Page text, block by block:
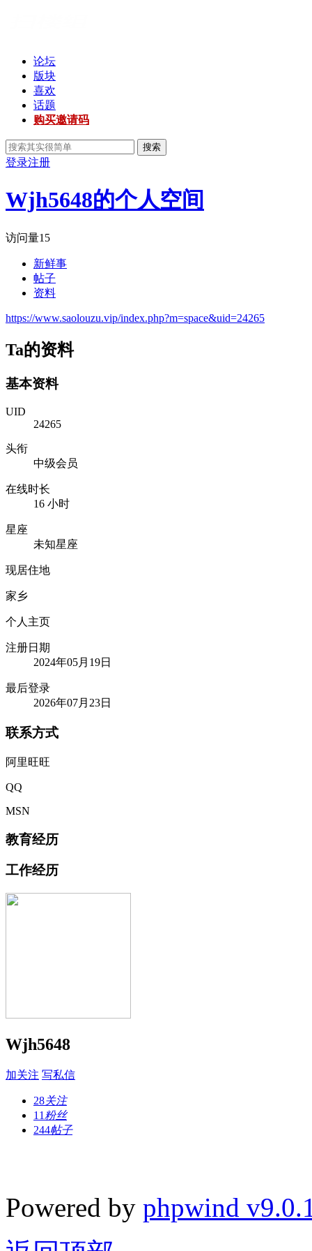
论坛
版块
喜欢
话题
购买邀请码
搜索
登录注册
Wjh5648的个人空间
访问量15
新鲜事
帖子
资料
https://www.saolouzu.vip/index.php?m=space&uid=24265
Ta的资料
基本资料
UID
24265
头衔
中级会员
在线时长
16 小时
星座
未知星座
现居住地
家乡
个人主页
注册日期
2024年05月19日
最后登录
2026年07月23日
联系方式
阿里旺旺
QQ
MSN
教育经历
工作经历
Wjh5648
加关注 写私信
28关注
11 粉丝
244帖子
Powered by phpwind